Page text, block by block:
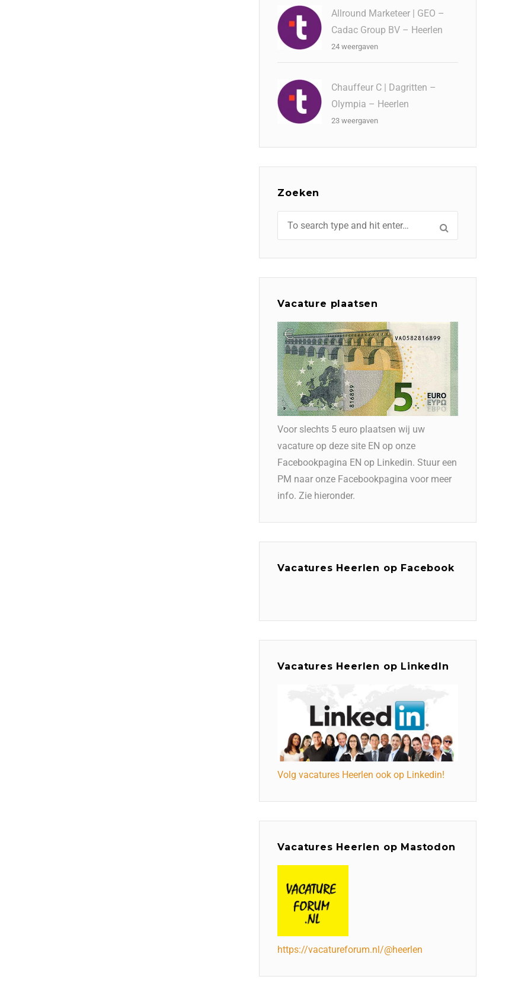
Allround Marketeer | GEO –
Cadac Group BV – Heerlen
24 weergaven
Chauffeur C | Dagritten –
Olympia – Heerlen
23 weergaven
Zoeken
Vacature plaatsen
Voor slechts 5 euro plaatsen wij uw
vacature op deze site EN op onze
Facebookpagina EN op Linkedin. Stuur een
PM naar onze Facebookpagina voor meer
info. Zie hieronder.
Vacatures Heerlen op Facebook
Vacatures Heerlen op LinkedIn
Volg vacatures Heerlen ook op Linkedin!
Vacatures Heerlen op Mastodon
https://vacatureforum.nl/@heerlen